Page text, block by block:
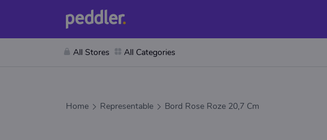
All Stores All Categories
Home Representable Bord Rose Roze 20,7 Cm